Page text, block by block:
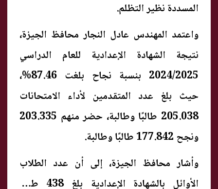
المسددة نظير التظلم.
واعتمد المهندس عادل النجار محافظ الجيزة،
نتيجة الشهادة الإعدادية للعام الدراسي
2024/2025 بنسبة نجاح بلغت 87.46%،
حيث بلغ عدد المتقدمين لأداء الامتحانات
205.038 طالبًا وطالبة، حضر منهم 203.335
ونجح 177.842 طالبًا وطالبة.
وأشار محافظ الجيزة، إلى أن عدد الطلاب
الأوائل بالشهادة الإعدادية بلغ 438 طالبًا